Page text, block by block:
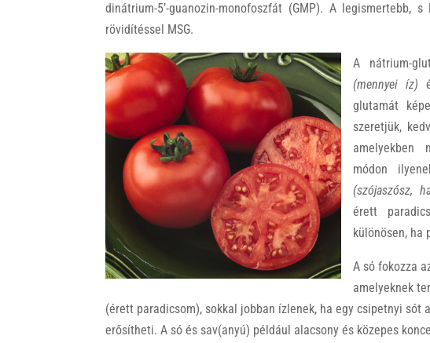
dinátrium-5’-guanozin-monofoszfát (GMP). A legismertebb,
rövidítéssel MSG.
A nátrium-
(mennyei íz)
glutamát
szeretjük,
amelyekben
módon
(szójaszósz,
érett
különösen, ha
A só fokozza
amelyeknek
(érett paradicsom), sokkal jobban ízlenek, ha egy csipetnyi sót
erősítheti. A só és sav(anyú) például alacsony és közepes